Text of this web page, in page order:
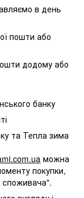
в день
пошти або
додому або
банку
та Тепла зима
можна
покупки,
споживача".